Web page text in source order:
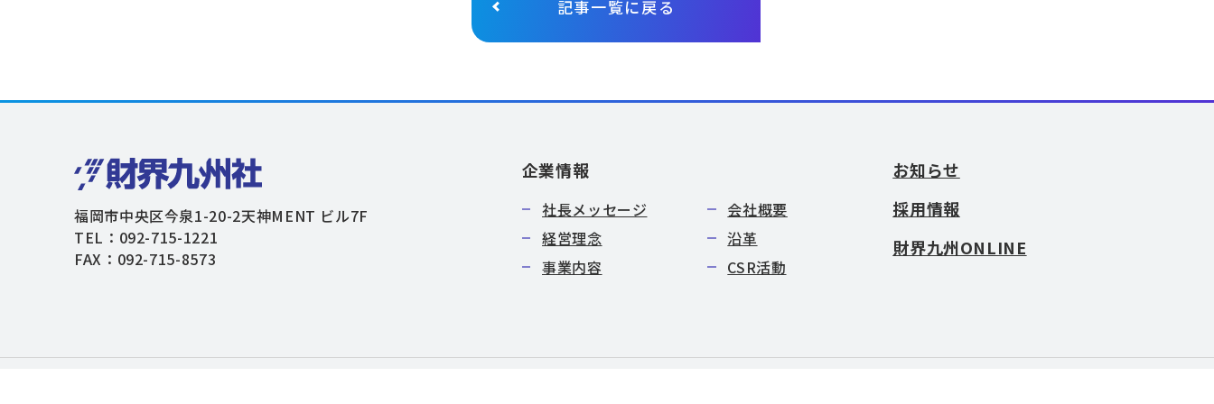
記事一覧に戻る
福岡市中央区今泉1-20-2天神MENT ビル7F
TEL：092-715-1221
FAX：092-715-8573
企業情報
社長メッセージ
会社概要
経営理念
沿革
事業内容
CSR活動
お知らせ
採用情報
財界九州ONLINE